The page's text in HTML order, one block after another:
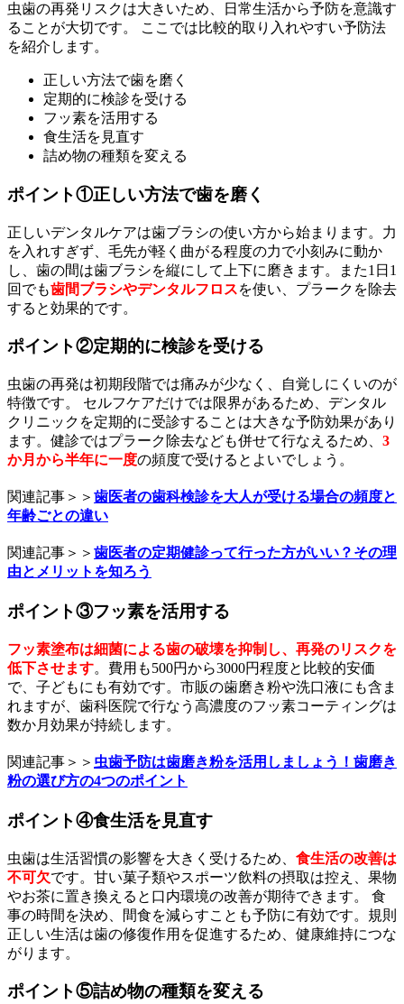
虫歯の再発リスクは大きいため、日常生活から予防を意識す
ることが大切です。 ここでは比較的取り入れやすい予防法
を紹介します。
正しい方法で歯を磨く
定期的に検診を受ける
フッ素を活用する
食生活を見直す
詰め物の種類を変える
ポイント①正しい方法で歯を磨く
正しいデンタルケアは歯ブラシの使い方から始まります。力
を入れすぎず、毛先が軽く曲がる程度の力で小刻みに動か
し、歯の間は歯ブラシを縦にして上下に磨きます。また1日1
回でも歯間ブラシやデンタルフロスを使い、プラークを除去
すると効果的です。
ポイント②定期的に検診を受ける
虫歯の再発は初期段階では痛みが少なく、自覚しにくいのが
特徴です。 セルフケアだけでは限界があるため、デンタル
クリニックを定期的に受診することは大きな予防効果があり
ます。健診ではプラーク除去なども併せて行なえるため、 3
か月から半年に一度の頻度で受けるとよいでしょう。
関連記事＞＞ 歯医者の歯科検診を大人が受ける場合の頻度と
年齢ごとの違い
関連記事＞＞ 歯医者の定期健診って行った方がいい？その理
由とメリットを知ろう
ポイント③フッ素を活用する
フッ素塗布は細菌による歯の破壊を抑制し、再発のリスクを
低下させます。費用も500円から3000円程度と比較的安価
で、子どもにも有効です。市販の歯磨き粉や洗口液にも含ま
れますが、歯科医院で行なう高濃度のフッ素コーティングは
数か月効果が持続します。
関連記事＞＞ 虫歯予防は歯磨き粉を活用しましょう！歯磨き
粉の選び方の4つのポイント
ポイント④食生活を見直す
虫歯は生活習慣の影響を大きく受けるため、 食生活の改善は
不可欠です。甘い菓子類やスポーツ飲料の摂取は控え、果物
やお茶に置き換えると口内環境の改善が期待できます。 食
事の時間を決め、間食を減らすことも予防に有効です。規則
正しい生活は歯の修復作用を促進するため、健康維持につな
がります。
ポイント⑤詰め物の種類を変える